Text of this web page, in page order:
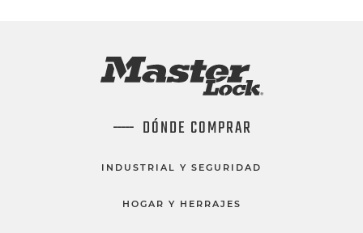
DÓNDE COMPRAR
INDUSTRIAL Y SEGURIDAD
HOGAR Y HERRAJES